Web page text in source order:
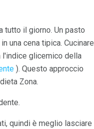
tutto il giorno. Un pasto
una cena tipica. Cucinare
l'indice glicemico della
). Questo approccio
Zona.
quindi è meglio lasciare